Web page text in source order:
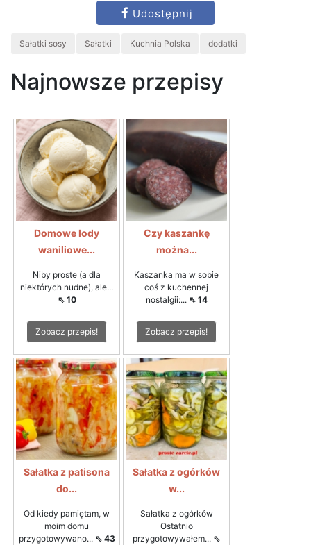
Udostępnij
Sałatki sosy Sałatki Kuchnia Polska dodatki
Najnowsze przepisy
Domowe lody
waniliowe...
Niby proste (a dla
niektórych nudne), ale...
⇖ 10
Zobacz przepis!
Czy kaszankę
można...
Kaszanka ma w sobie
coś z kuchennej
nostalgii:... ⇖ 14
Zobacz przepis!
Sałatka z patisona
do...
Od kiedy pamiętam, w
moim domu
przygotowywano... ⇖ 43
Sałatka z ogórków
w...
Sałatka z ogórków
Ostatnio
przygotowywałem... ⇖